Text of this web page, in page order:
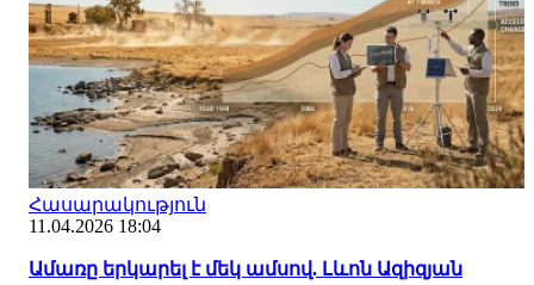
Հասարակություն
11.04.2026 18:04
Ամառը երկարել է մեկ ամսով. Լևոն Ազիզյան